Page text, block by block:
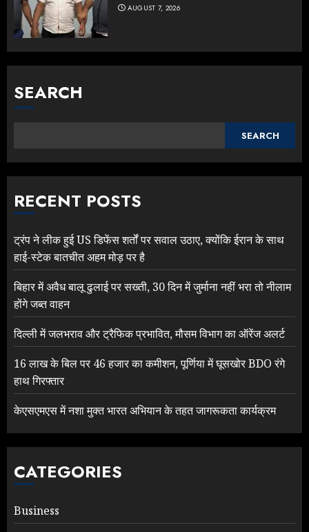
AUGUST 7, 2026
SEARCH
SEARCH
RECENT POSTS
ट्रंप ने लीक हुई US डिफेंस शर्तों पर सवाल उठाए, क्योंकि ईरान के साथ
हाई-स्टेक बातचीत अहम मोड़ पर है
बिहार में अवैध बालू ढुलाई पर सख्ती, 30 दिन में जुर्माना नहीं भरा तो नीलाम
होंगे जब्त वाहन
दिल्ली में जलभराव और ट्रैफिक प्रभावित, मौसम विभाग का ऑरेंज अलर्ट
16 लाख के बिल पर 46 हजार का कमीशन, पूर्णिया में घूसखोर BDO रंगे
हाथ गिरफ्तार
केएसएमएस में नशा मुक्त भारत अभियान के तहत जागरूकता कार्यक्रम
CATEGORIES
Business